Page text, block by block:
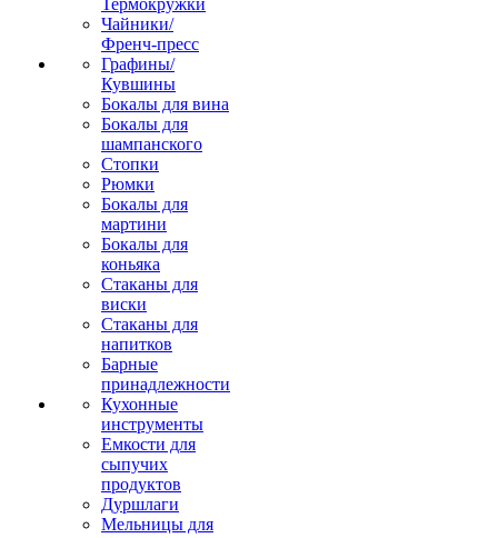
Термокружки
Чайники/
Френч-пресс
Графины/
Кувшины
Бокалы для вина
Бокалы для
шампанского
Стопки
Рюмки
Бокалы для
мартини
Бокалы для
коньяка
Стаканы для
виски
Стаканы для
напитков
Барные
принадлежности
Кухонные
инструменты
Емкости для
сыпучих
продуктов
Дуршлаги
Мельницы для